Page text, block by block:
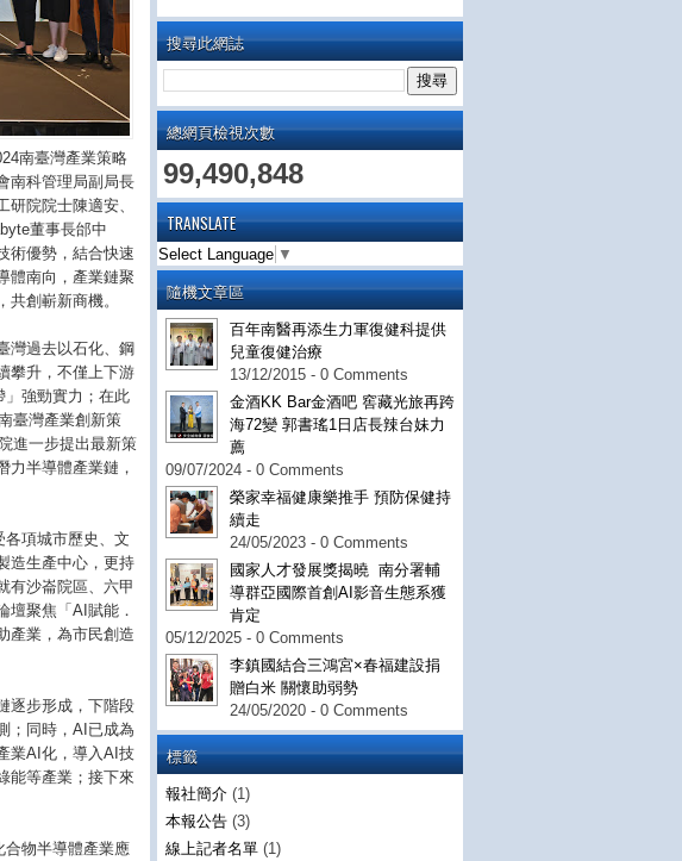
搜尋此網誌
總網頁檢視次數
99,490,848
TRANSLATE
Select Language ▼
隨機文章區
百年南醫再添生力軍復健科提供
兒童復健治療
13/12/2015 - 0 Comments
金酒KK Bar金酒吧 窖藏光旅再跨
海72變 郭書瑤1日店長辣台妹力
薦
09/07/2024 - 0 Comments
榮家幸福健康樂推手 預防保健持
續走
24/05/2023 - 0 Comments
國家人才發展獎揭曉 南分署輔
導群亞國際首創AI影音生態系獲
肯定
05/12/2025 - 0 Comments
李鎮國結合三鴻宮×春福建設捐
贈白米 關懷助弱勢
24/05/2020 - 0 Comments
標籤
報社簡介 (1)
本報公告 (3)
線上記者名單 (1)
南臺灣產業策略
南科管理局副局長
院院士陳適安、
董事長邰中
術優勢，結合快速
體南向，產業鏈聚
創嶄新商機。
灣過去以石化、鋼
攀升，不僅上下游
」強勁實力；在此
臺灣產業創新策
進一步提出最新策
力半導體產業鏈，
項城市歷史、文
造生產中心，更持
有沙崙院區、六甲
壇聚焦「AI賦能．
產業，為市民創造
逐步形成，下階段
；同時，AI已成為
業AI化，導入AI技
能等產業；接下來
合物半導體產業應